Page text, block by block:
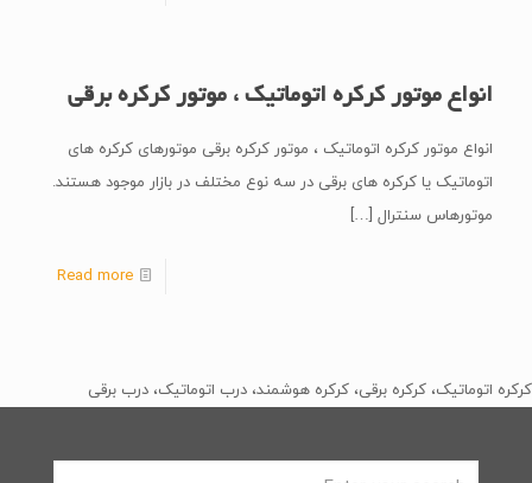
انواع موتور کرکره اتوماتیک ، موتور کرکره برقی
انواع موتور کرکره اتوماتیک ، موتور کرکره برقی موتورهای کرکره های
اتوماتیک یا کرکره های برقی در سه نوع مختلف در بازار موجود هستند.
موتورهاس سنترال […]
Read more
کرکره اتوماتیک، کرکره برقی، کرکره هوشمند، درب اتوماتیک، درب برقی